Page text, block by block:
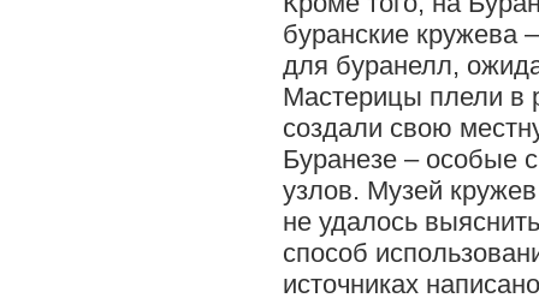
буранские кружева
для буранелл,
Мастерицы плели в
создали свою
Буранезе – особые
узлов. Музей
не удалось
способ
источниках